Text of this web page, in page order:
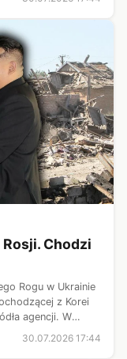
Chodzi
Rogu w Ukrainie
z Korei
agencji. W
30.07.2026 17:44